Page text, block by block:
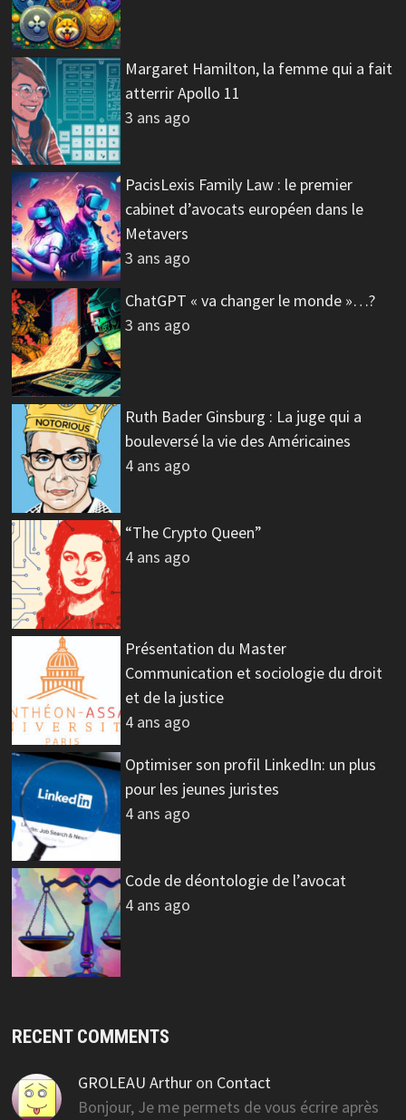
Margaret Hamilton, la femme qui a fait
atterrir Apollo 11
3 ans ago
PacisLexis Family Law : le premier
cabinet d’avocats européen dans le
Metavers
3 ans ago
ChatGPT « va changer le monde »…?
3 ans ago
Ruth Bader Ginsburg : La juge qui a
bouleversé la vie des Américaines
4 ans ago
“The Crypto Queen”
4 ans ago
Présentation du Master
Communication et sociologie du droit
et de la justice
4 ans ago
Optimiser son profil LinkedIn: un plus
pour les jeunes juristes
4 ans ago
Code de déontologie de l’avocat
4 ans ago
RECENT COMMENTS
GROLEAU Arthur on Contact
Bonjour, Je me permets de vous écrire après